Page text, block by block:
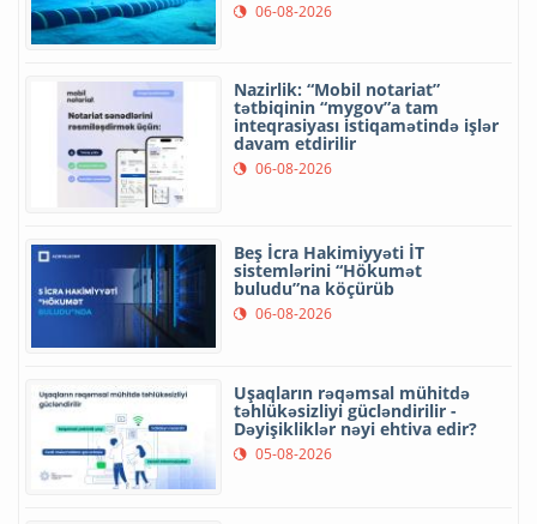
06-08-2026
Nazirlik: “Mobil notariat”
tətbiqinin “mygov”a tam
inteqrasiyası istiqamətində işlər
davam etdirilir
06-08-2026
Beş İcra Hakimiyyəti İT
sistemlərini “Hökumət
buludu”na köçürüb
06-08-2026
Uşaqların rəqəmsal mühitdə
təhlükəsizliyi gücləndirilir -
Dəyişikliklər nəyi ehtiva edir?
05-08-2026